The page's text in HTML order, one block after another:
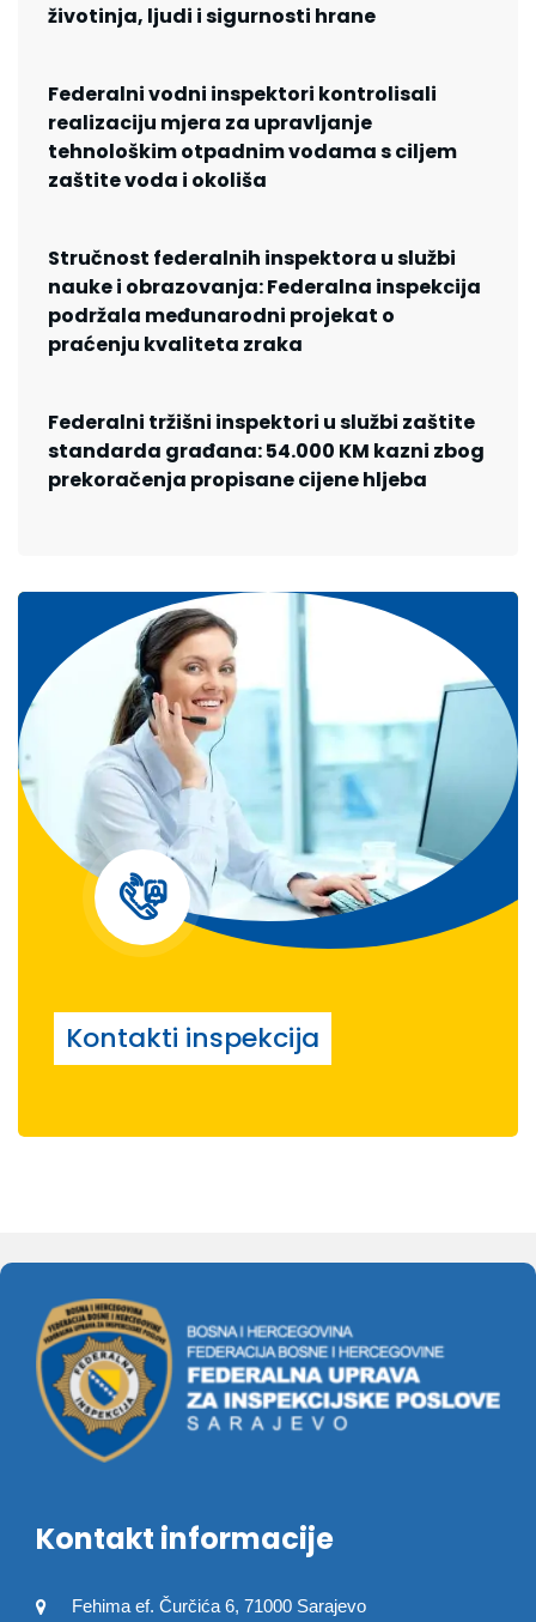
životinja, ljudi i sigurnosti hrane
Federalni vodni inspektori kontrolisali
realizaciju mjera za upravljanje
tehnološkim otpadnim vodama s ciljem
zaštite voda i okoliša
Stručnost federalnih inspektora u službi
nauke i obrazovanja: Federalna inspekcija
podržala međunarodni projekat o
praćenju kvaliteta zraka
Federalni tržišni inspektori u službi zaštite
standarda građana: 54.000 KM kazni zbog
prekoračenja propisane cijene hljeba
Kontakti inspekcija
Kontakt informacije
Fehima ef. Čurčića 6, 71000 Sarajevo